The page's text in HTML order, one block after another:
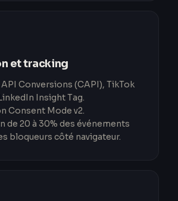
et tracking
Conversions (CAPI), TikTok
Insight Tag.
Consent Mode v2.
de 20 à 30% des événements
bloqueurs côté navigateur.